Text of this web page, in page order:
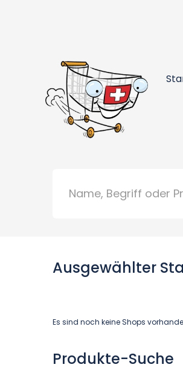
Ausgewählter
Es sind noch keine Shops
Produkte-Suche